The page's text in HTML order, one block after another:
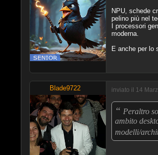
NPU, schede
pelino più nel
I processori
moderna.
E anche per lo
Blade9722 inviato il 14
“ Peraltro
ambito
modelli/